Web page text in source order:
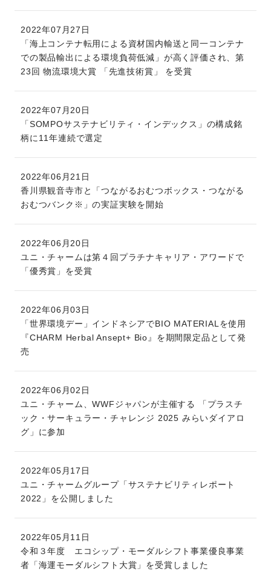
2022年07月27日
「海上コンテナ転用による資材国内輸送と同一コンテナ
での製品輸出による環境負荷低減」が高く評価され、第
23回 物流環境大賞 「先進技術賞」 を受賞
2022年07月20日
「SOMPOサステナビリティ・インデックス」の構成銘
柄に11年連続で選定
2022年06月21日
香川県観音寺市と「つながるおむつボックス・つながる
おむつバンク※」の実証実験を開始
2022年06月20日
ユニ・チャームは第４回プラチナキャリア・アワードで
「優秀賞」を受賞
2022年06月03日
「世界環境デー」インドネシアでBIO MATERIALを使用
『CHARM Herbal Ansept+ Bio』を期間限定品として発
売
2022年06月02日
ユニ・チャーム、WWFジャパンが主催する 「プラスチ
ック・サーキュラー・チャレンジ 2025 みらいダイアロ
グ」に参加
2022年05月17日
ユニ・チャームグループ「サステナビリティレポート
2022」を公開しました
2022年05月11日
令和３年度 エコシップ・モーダルシフト事業優良事業
者「海運モーダルシフト大賞」を受賞しました